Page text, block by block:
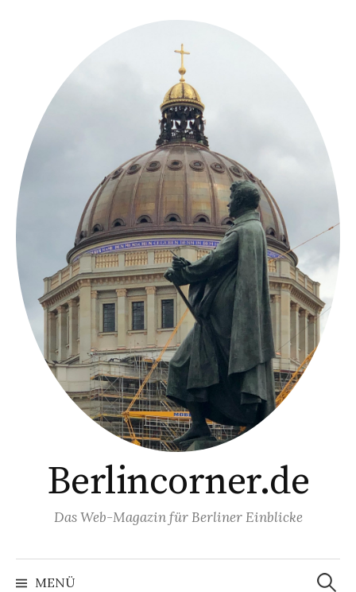
Berlincorner.de
Das Web-Magazin für Berliner Einblicke
MENÜ
Suchen
nach: